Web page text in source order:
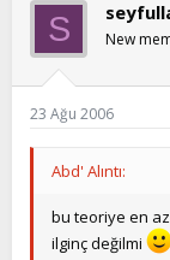
S New
23 Ağu 2006
Abd' Alıntı:
bu teoriye en
ilginç değilmi